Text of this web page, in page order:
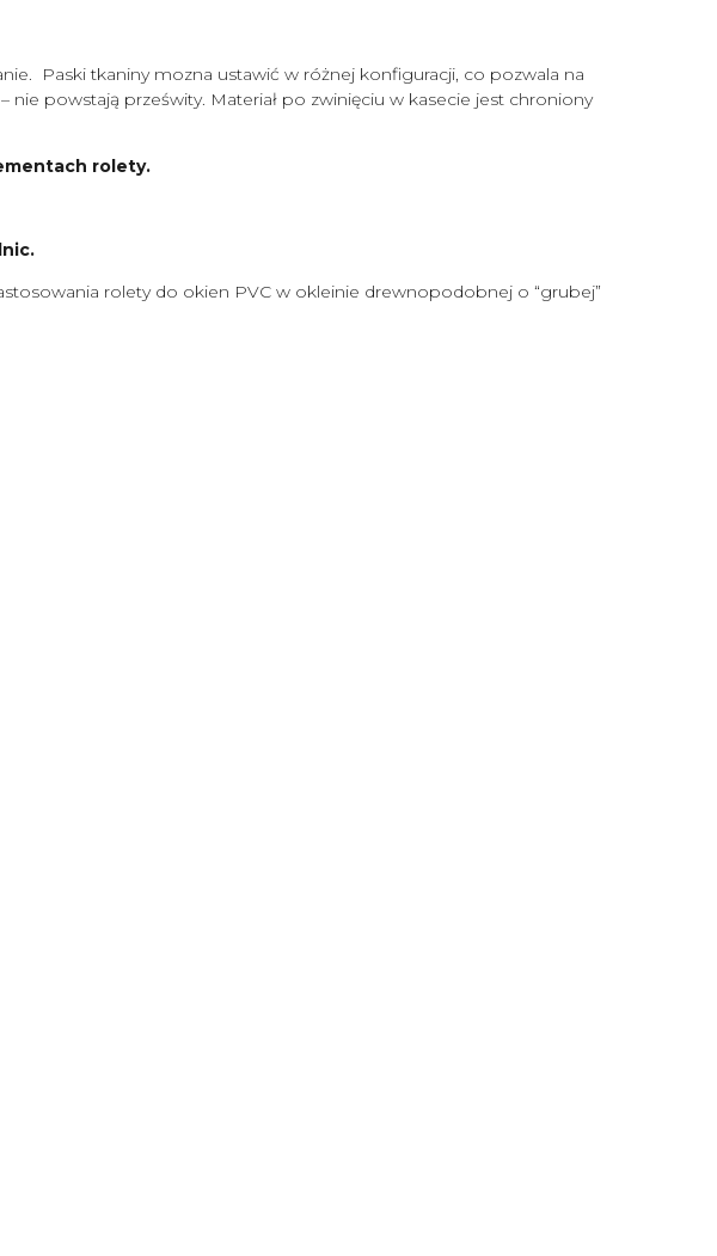
Paski tkaniny mozna ustawić w różnej konfiguracji, co pozwala na
nie powstają prześwity. Materiał po zwinięciu w kasecie jest chroniony
rolety.
rolety do okien PVC w okleinie drewnopodobnej o “grubej”